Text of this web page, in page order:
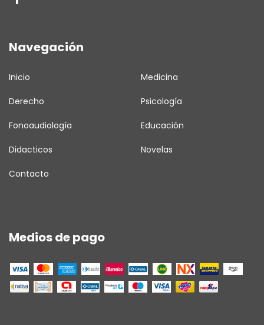
Navegación
Inicio Medicina
Derecho Psicología
Fonoaudiología Educación
Didacticos Novelas
Contacto
Medios de pago